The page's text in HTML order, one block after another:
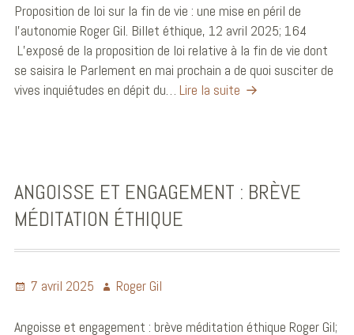
Proposition de loi sur la fin de vie : une mise en péril de
l’autonomie Roger Gil. Billet éthique, 12 avril 2025; 164
L’exposé de la proposition de loi relative à la fin de vie dont
se saisira le Parlement en mai prochain a de quoi susciter de
vives inquiétudes en dépit du… Lire la suite
ANGOISSE ET ENGAGEMENT : BRÈVE
MÉDITATION ÉTHIQUE
7 avril 2025 Roger Gil
Angoisse et engagement : brève méditation éthique Roger Gil;